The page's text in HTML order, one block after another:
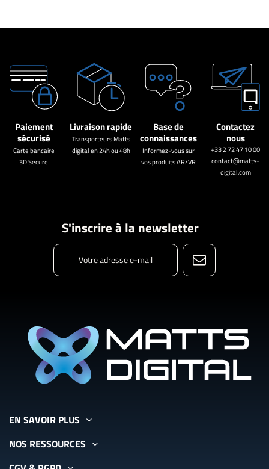
Paiement
sécurisé
Carte bancaire
3D Secure
Livraison rapide
Transporteurs Matts
digital en 24h ou 48h
Base de
connaissances
Informez-vous sur
vos produits AR/VR
Contactez
nous
+33 2 72 47 10 00
contact@matts-
digital.com
S'inscrire à la newsletter
EN SAVOIR PLUS
NOS RESSOURCES